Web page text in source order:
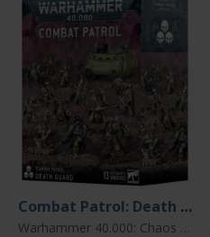
Combat Patrol: Death Guard
Warhammer 40.000: Chaos Space Marines: Death Guard